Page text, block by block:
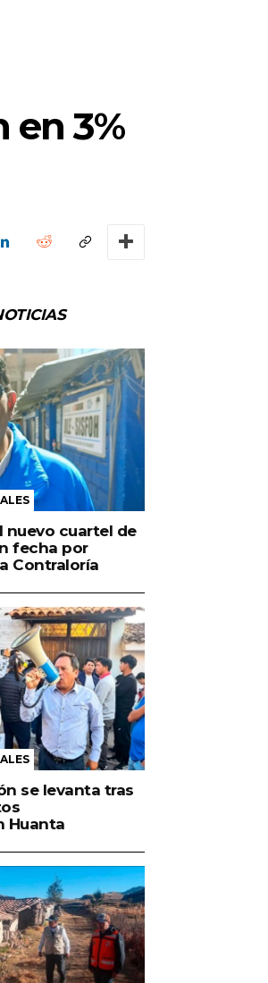
3%
nuevo cuartel de
fecha por
Contraloría
se levanta tras
Huanta